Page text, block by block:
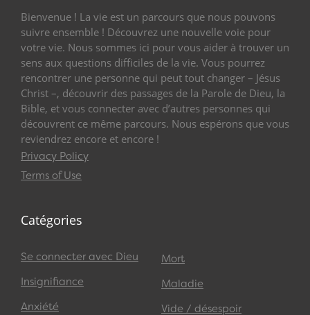
Bienvenue ! La vie est un parcours que nous pouvons
suivre ensemble ! Découvrez une nouvelle voie pour
votre vie. Nous sommes ici pour vous aider à trouver un
sens aux questions difficiles de la vie. Vous pourrez
rencontrer une personne qui peut tout changer – Jésus
Christ –, découvrir des passages de la Parole de Dieu, la
Bible, et vous connecter avec d’autres personnes qui
découvrent ce même parcours. Nous espérons que vous
reviendrez encore et encore !
Privacy Policy
Terms of Use
Catégories
Se connecter avec Dieu
Insignifiance
Anxiété
Mort
Maladie
Vide / désespoir